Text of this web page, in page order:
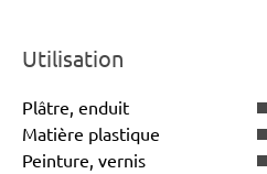
Utilisation
Plâtre, enduit
Matière plastique
Peinture, vernis